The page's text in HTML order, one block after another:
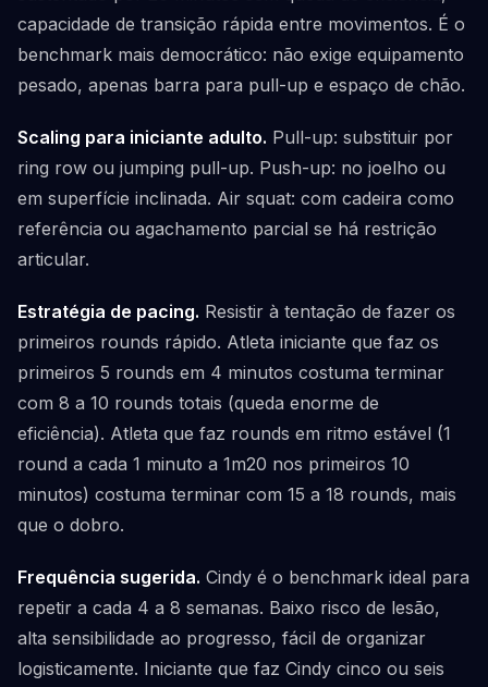
capacidade de transição rápida entre movimentos. É o
benchmark mais democrático: não exige equipamento
pesado, apenas barra para pull-up e espaço de chão.
Scaling para iniciante adulto. Pull-up: substituir por
ring row ou jumping pull-up. Push-up: no joelho ou
em superfície inclinada. Air squat: com cadeira como
referência ou agachamento parcial se há restrição
articular.
Estratégia de pacing. Resistir à tentação de fazer os
primeiros rounds rápido. Atleta iniciante que faz os
primeiros 5 rounds em 4 minutos costuma terminar
com 8 a 10 rounds totais (queda enorme de
eficiência). Atleta que faz rounds em ritmo estável (1
round a cada 1 minuto a 1m20 nos primeiros 10
minutos) costuma terminar com 15 a 18 rounds, mais
que o dobro.
Frequência sugerida. Cindy é o benchmark ideal para
repetir a cada 4 a 8 semanas. Baixo risco de lesão,
alta sensibilidade ao progresso, fácil de organizar
logisticamente. Iniciante que faz Cindy cinco ou seis